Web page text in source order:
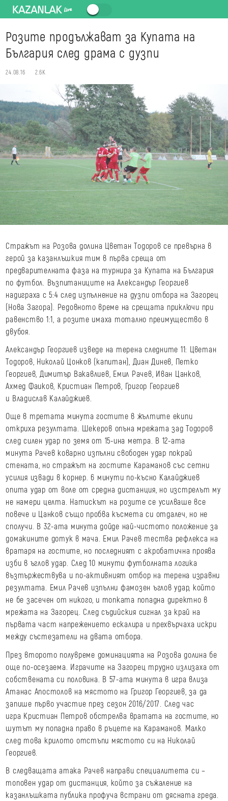
Розите продължават за Купата на
България след драма с дузпи
24.08.16 2.6K
Стражът на Розова долина Цветан Тодоров се превърна в
герой за казанлъшкия тим в първа среща от
предварителната фаза на турнира за Купата на България
по футбол. Възпитаниците на Александър Георгиев
надиграха с 5:4 след изпълнение на дузпи отбора на Загорец
(Нова Загора). Редовното време на срещата приключи при
равенство 1:1, а розите имаха тотално преимущество в
двубоя.
Александър Георгиев изведе на терена следните 11: Цветан
Тодоров, Николай Цонков (капитан), Диан Динев, Петко
Георгиев, Димитър Вакавлиев, Емил Рачев, Иван Цанков,
Ахмед Фаиков, Кристиан Петров, Григор Георгиев
и Владислав Калайджиев.
Още в третата минута гостите в жълтите екипи
откриха резултата. Шекеров опъна мрежата зад Тодоров
след силен удар по земя от 15-ина метра. В 12-ата
минута Рачев коварно изпълни свободен удар покрай
стената, но стражът на гостите Караманов със сетни
усилия извади в корнер. 6 минути по-късно Калайджиев
опита удар от воле от средна дистанция, но изстрелът му
не намери целта. Натискът на розите се усилваше все
повече и Цанков също пробва късмета си отдалеч, но не
сполучи. В 32-ата минута дойде най-чистото положение за
домакините дотук в мача. Емил Рачев тества рефлекса на
вратаря на гостите, но последният с акробатична проява
изби в ъглов удар. След 10 минути футболната логика
възтържествува и по-активният отбор на терена изравни
резултата. Емил Рачев изпълни фамозен ъглов удар, който
не бе засечен от никого, и топката попадна директно в
мрежата на Загорец. След съдийския сигнал за край на
първата част напрежението ескалира и прехвърчаха искри
между състезатели на двата отбора.
През второто полувреме доминацията на Розова долина бе
още по-осезаема. Играчите на Загорец трудно излизаха от
собствената си половина. В 57-ата минута в игра влиза
Атанас Апостолов на мястото на Григор Георгиев, за да
запише първо участие през сезон 2016/2017. След час
игра Кристиан Петров обстрелва вратата на гостите, но
шутът му попадна право в ръцете на Караманов. Малко
след това крилото отстъпи мястото си на Николай
Георгиев.
В следващата атака Рачев направи специалитета си –
топовен удар от дистанция, който за съжаление на
казанлъшката публика профуча встрани от дясната греда.